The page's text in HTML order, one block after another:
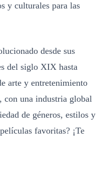
y culturales para las
desde sus
del siglo XIX hasta
arte y entretenimiento
una industria global
de géneros, estilos y
favoritas? ¡Te